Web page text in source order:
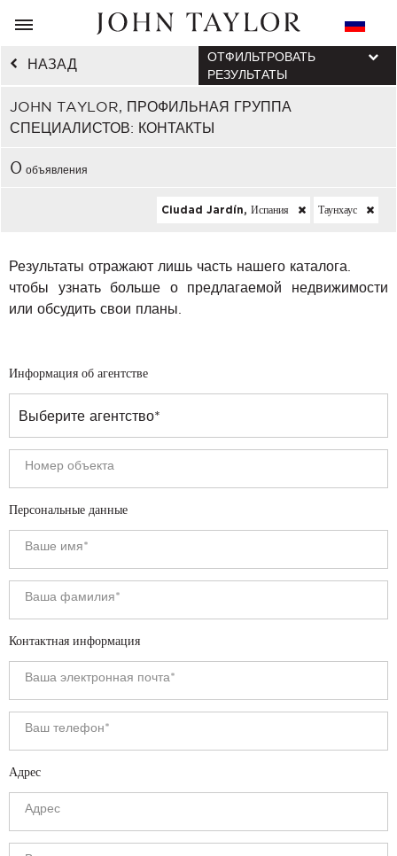
НАЗАД
JOHN TAYLOR, ПРОФИЛЬНАЯ ГРУППА
СПЕЦИАЛИСТОВ: КОНТАКТЫ
ОТФИЛЬТРОВАТЬ
РЕЗУЛЬТАТЫ
0 объявления
Ciudad Jardín, Испания Таунхаус
Результаты отражают лишь часть нашего каталога.
чтобы узнать больше о предлагаемой недвижимости
или обсудить свои планы.
Информация об агентстве
Персональные данные
Контактная информация
Адрес